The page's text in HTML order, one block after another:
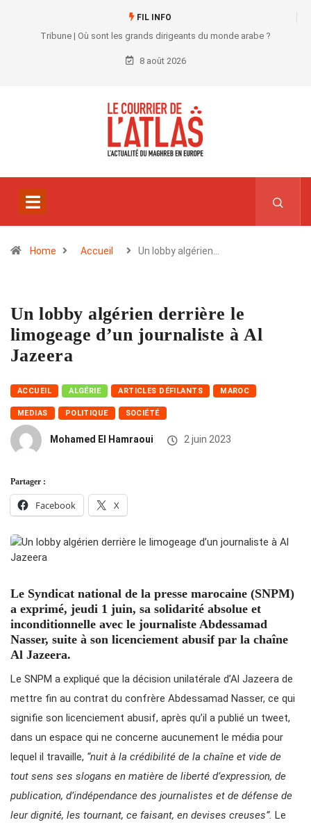
FIL INFO
Tribune | Où sont les grands dirigeants du monde arabe ?
8 août 2026
Home Accueil Un lobby algérien…
Un lobby algérien derrière le
limogeage d’un journaliste à Al
Jazeera
ACCUEIL ALGÉRIE ARTICLES DÉFILANTS MAROC
MEDIAS POLITIQUE SOCIÉTÉ
Mohamed El Hamraoui 2 juin 2023
Partager :
Facebook X
Le Syndicat national de la presse marocaine (SNPM)
a exprimé, jeudi 1 juin, sa solidarité absolue et
inconditionnelle avec le journaliste Abdessamad
Nasser, suite à son licenciement abusif par la chaîne
Al Jazeera.
Le SNPM a expliqué que la décision unilatérale d’Al Jazeera de
mettre fin au contrat du confrère Abdessamad Nasser, ce qui
signifie son licenciement abusif, après qu’il a publié un tweet,
dans un espace qui ne concerne aucunement le média pour
lequel il travaille, “nuit à la crédibilité de la chaîne et vide de
tout sens ses slogans en matière de liberté d’expression, de
publication, d’indépendance des journalistes et de défense de
leur dignité, les tournant, ce faisant, en devises creuses”. Le